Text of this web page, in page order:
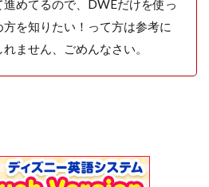
めてるので、DWEだけを使っ
を知りたい！って方は参考に
ません、ごめんなさい。